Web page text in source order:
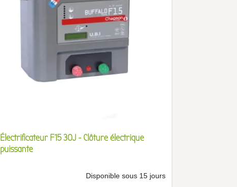
Électrificateur F15 30J - Clôture électrique
puissante
Disponible sous 15 jours